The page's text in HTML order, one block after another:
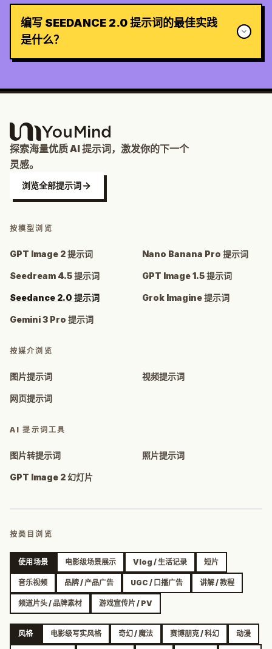
编写 SEEDANCE 2.0 提示词的最佳实践
是什么？
探索海量优质 AI 提示词，激发你的下一个
灵感。
浏览全部提示词
按模型浏览
GPT Image 2 提示词 Nano Banana Pro 提示词
Seedream 4.5 提示词 GPT Image 1.5 提示词
Seedance 2.0 提示词 Grok Imagine 提示词
Gemini 3 Pro 提示词
按媒介浏览
图片提示词 视频提示词
网页提示词
AI 提示词工具
图片转提示词 照片提示词
GPT Image 2 幻灯片
按类目浏览
使用场景 电影级场景展示 Vlog / 生活记录 短片
音乐视频 品牌 / 产品广告 UGC / 口播广告 讲解 / 教程
频道片头 / 品牌素材 游戏宣传片 / PV
风格 电影级写实风格 奇幻 / 魔法 赛博朋克 / 科幻 动漫